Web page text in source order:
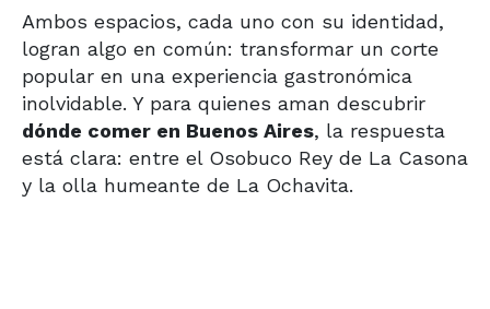
Ambos espacios, cada uno con su identidad,
logran algo en común: transformar un corte
popular en una experiencia gastronómica
inolvidable. Y para quienes aman descubrir
dónde comer en Buenos Aires, la respuesta
está clara: entre el Osobuco Rey de La Casona
y la olla humeante de La Ochavita.